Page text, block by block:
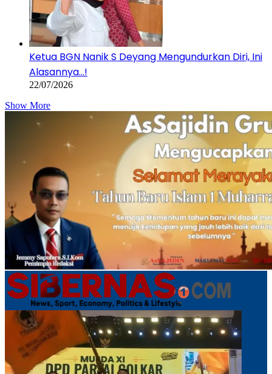
Ketua BGN Nanik S Deyang Mengundurkan Diri, Ini
Alasannya…!
22/07/2026
Show More